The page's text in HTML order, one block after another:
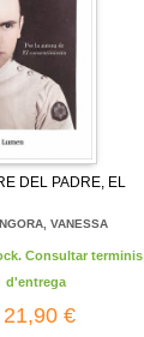
DEL PADRE, EL
VANESSA
Consultar terminis
d'entrega
21,90 €